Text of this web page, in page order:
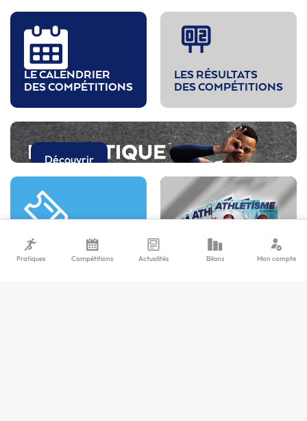
LE CALENDRIER
DES COMPÉTITIONS
LES RÉSULTATS
DES COMPÉTITIONS
Découvrir
Pratiques Compétitions Actualités Bilans Mon compte